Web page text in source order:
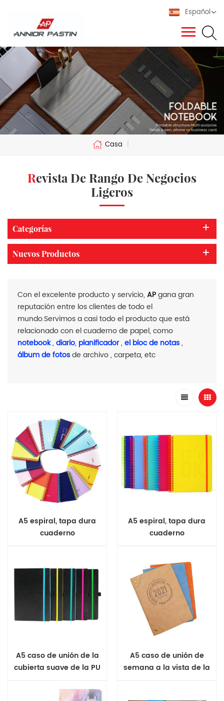
Español
Casa |
Revista De Rango De Negocios
Ligeros
Categorías
Nuevos Productos
Con el excelente producto y servicio, APgana gran
reputación entre los clientes de todo el
mundo.Servimos a casi todo el producto que está
relacionado con el cuaderno de papel, como
notebook, diario, planificador, el bloc de notas,
álbum de fotosde archivo , carpeta, etc
A5 espiral, tapa dura
cuaderno
A5 espiral, tapa dura
cuaderno
A5 caso de unión de la
cubierta suave de la PU
A5 caso de unión de
semana a la vista de la